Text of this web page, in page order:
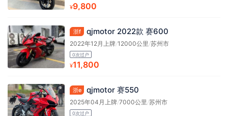
¥9,800
浙f qjmotor 2022款 赛600
2022年12月上牌/12000公里/苏州市
0次过户
¥11,800
浙e qjmotor 赛550
2025年04月上牌/7000公里/苏州市
0次过户